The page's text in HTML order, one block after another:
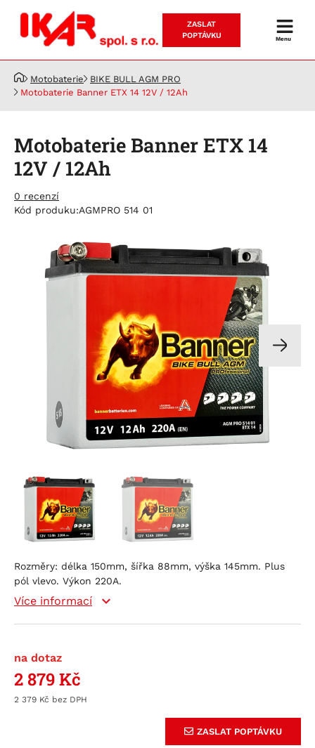
Prodej
servis
akumulátorů
ZASLAT
POPTÁVKU
Menu
Motobaterie
BIKE BULL AGM PRO
Motobaterie Banner ETX 14 12V / 12Ah
Motobaterie Banner ETX 14
12V / 12Ah
0 recenzí
Kód produku:AGMPRO 514 01
Rozměry: délka 150mm, šířka 88mm, výška 145mm. Plus
pól vlevo. Výkon 220A.
Více informací
na dotaz
2 879Kč
2 379 Kč
ZASLAT POPTÁVKU